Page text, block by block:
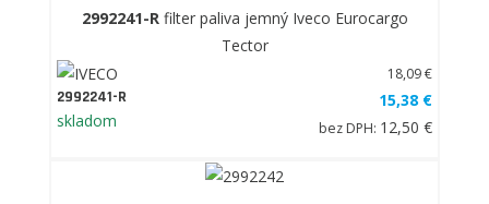
2992241-Rfilter paliva jemný Iveco Eurocargo
Tector
2992241-R
skladom
18,09 €
15,38 €
bez DPH: 12,50 €